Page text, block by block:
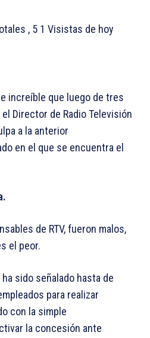
, 5 1 Visistas de hoy
increíble que luego de tres
Director de Radio Televisión
a la anterior
en el que se encuentra el
de RTV, fueron malos,
el peor.
sido señalado hasta de
para realizar
con la simple
la concesión ante